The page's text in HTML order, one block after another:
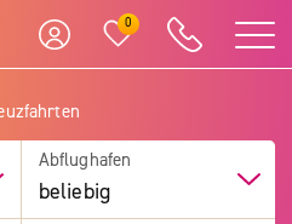
0
Abflughafen
beliebig